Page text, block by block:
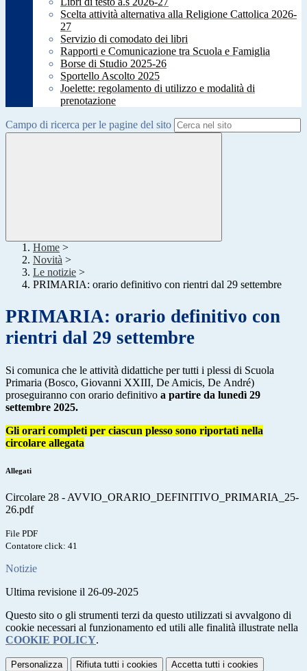
Scelta attività alternativa alla Religione Cattolica 2026-
27
Servizio di comodato dei libri
Rapporti e Comunicazione tra Scuola e Famiglia
Borse di Studio 2025-26
Sportello Ascolto 2025
Joelette: regolamento di utilizzo e modalità di
prenotazione
Campo di ricerca per le pagine del sito
Home >
Novità >
Le notizie >
PRIMARIA: orario definitivo con rientri dal 29 settembre
PRIMARIA: orario definitivo con
rientri dal 29 settembre
Si comunica che le attività didattiche per tutti i plessi di Scuola
Primaria (Bosco, Giovanni XXIII, De Amicis, De André)
proseguiranno con orario definitivo a partire da lunedì 29
settembre 2025.
Gli orari completi per ciascun plesso sono riportati nella
circolare allegata
Allegati
Circolare 28 - AVVIO_ORARIO_DEFINITIVO_PRIMARIA_25-
26.pdf
File PDF
Contatore click: 41
Notizie
Ultima revisione il 26-09-2025
Questo sito o gli strumenti terzi da questo utilizzati si avvalgono di
cookie necessari al funzionamento ed utili alle finalità illustrate nella
COOKIE POLICY.
Personalizza Rifiuta tutti i cookies Accetta tutti i cookies